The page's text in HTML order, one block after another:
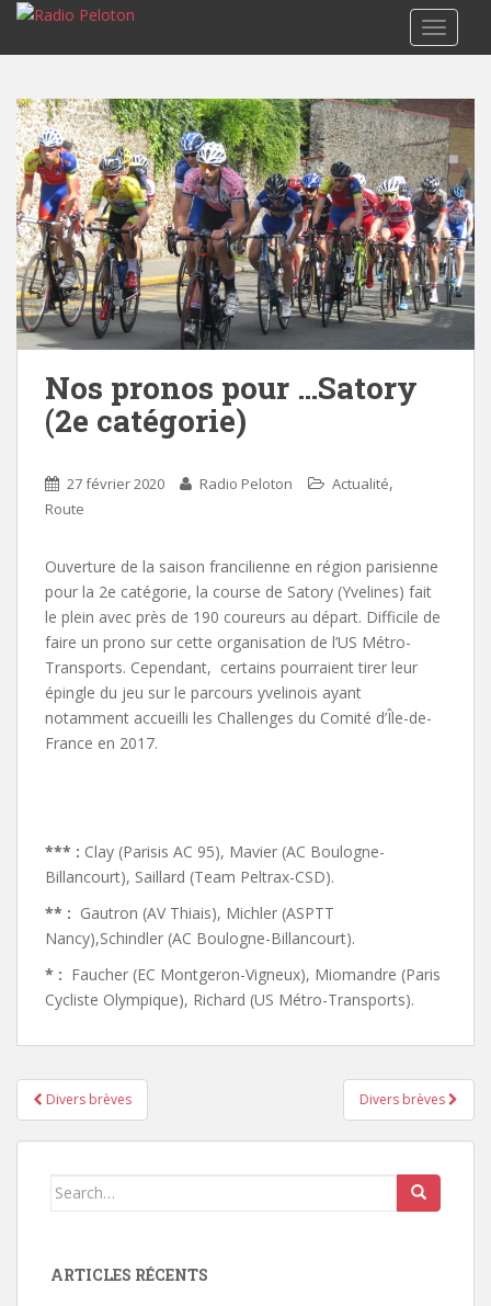
Nos pronos pour …Satory
(2e catégorie)
27 février 2020 Radio Peloton Actualité,
Route
Ouverture de la saison francilienne en région parisienne
pour la 2e catégorie, la course de Satory (Yvelines) fait
le plein avec près de 190 coureurs au départ. Difficile de
faire un prono sur cette organisation de l’US Métro-
Transports. Cependant, certains pourraient tirer leur
épingle du jeu sur le parcours yvelinois ayant
notamment accueilli les Challenges du Comité d’Île-de-
France en 2017.
*** : Clay (Parisis AC 95), Mavier (AC Boulogne-
Billancourt), Saillard (Team Peltrax-CSD).
** : Gautron (AV Thiais), Michler (ASPTT
Nancy),Schindler (AC Boulogne-Billancourt).
* : Faucher (EC Montgeron-Vigneux), Miomandre (Paris
Cycliste Olympique), Richard (US Métro-Transports).
Pagination d'article
Divers brèves Divers brèves
Search for:
ARTICLES RÉCENTS